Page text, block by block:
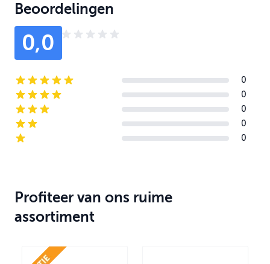
Beoordelingen
0,0
5-star reviews
0
4-star reviews
0
3-star reviews
0
2-star reviews
0
1-star reviews
0
Profiteer van ons ruime
assortiment